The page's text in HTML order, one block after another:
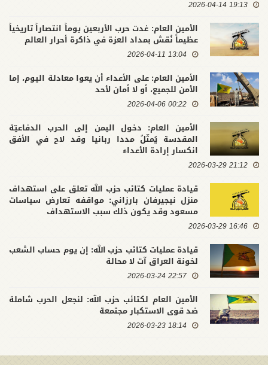
19:13 2026-04-14
الأمين العام: غدت حرب الأربعين يوماً انتصاراً تاريخياً
عظيماً نُقش بمداد العزة في ذاكرة أحرار العالم
13:04 2026-04-11
الأمين العام: على الأعداء أن يعوا معادلة اليوم، إما
الأمن للجميع، أو لا أمان لأحد
00:22 2026-04-06
الأمين العام: دخول اليمن إلى الحرب الدفاعيّة
المقدسة يُمثّلُ مددا ربانيا وقد لاح في الأفق
انكسار إرادة الأعداء
21:12 2026-03-29
قيادة عمليات كتائب حزب الله تعلق على استهداف
منزل نيجيرفان بارزاني: مواقفه تعارض سياسات
مسعود وقد يكون ذلك سبب الاستهداف
16:46 2026-03-29
قيادة عمليات كتائب حزب الله: إن يوم حساب الشعب
لخونة العراق آت لا محالة
22:57 2026-03-24
الأمين العام لكتائب حزب الله: لنجعل الحرب شاملة
ضد قوى الاستكبار مجتمعة
18:14 2026-03-23